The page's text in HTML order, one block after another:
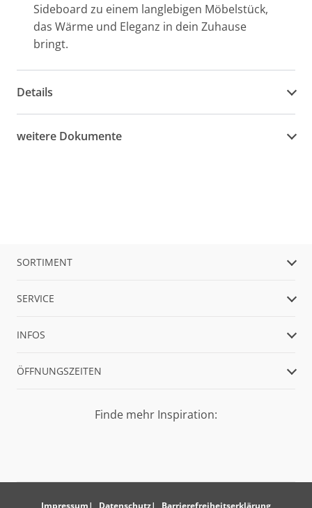
Sideboard zu einem langlebigen Möbelstück,
das Wärme und Eleganz in dein Zuhause
bringt.
Details
weitere Dokumente
SORTIMENT
SERVICE
INFOS
ÖFFNUNGSZEITEN
Finde mehr Inspiration:
Impressum Datenschutz Barrierefreiheitserklärung